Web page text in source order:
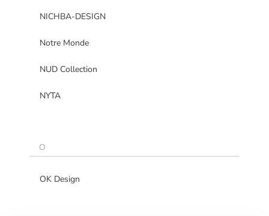
NICHBA-DESIGN
Notre Monde
NUD Collection
NYTA
O
OK Design